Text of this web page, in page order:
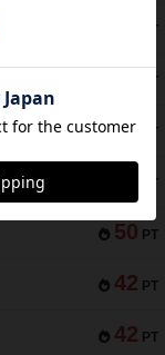
PT
PT
53 PT
いる～
PT
50 PT
42 PT
42 PT